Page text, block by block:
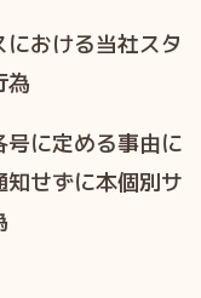
における当社スタ
為
号に定める事由に
せずに本個別サ